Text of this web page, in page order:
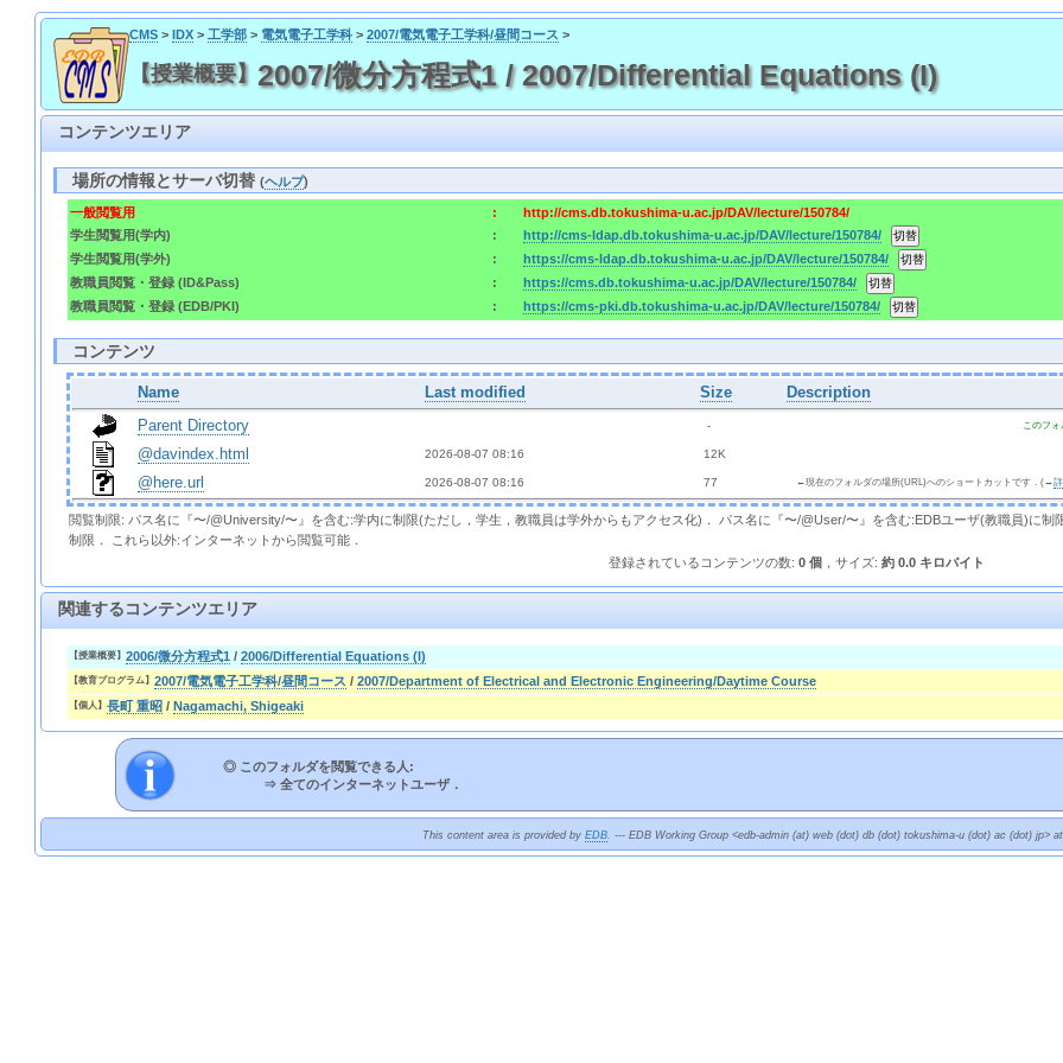
CMS> IDX> 工学部> 電気電子工学科> 2007/電気電子工学科/昼間コース >
【授業概要】 2007/微分方程式1 / 2007/Differential Equations (I)
コンテンツエリア
場所の情報とサーバ切替(ヘルプ)
一般閲覧用 :
http://cms.db.tokushima-u.ac.jp/DAV/lecture/150784/
学生閲覧用(学内)
:
http://cms-ldap.db.tokushima-u.ac.jp/DAV/lecture/150784/
学生閲覧用(学外)
:
https://cms-ldap.db.tokushima-u.ac.jp/DAV/lecture/150784/
教職員閲覧・登録 (ID&Pass)
:
https://cms.db.tokushima-u.ac.jp/DAV/lecture/150784/
教職員閲覧・登録 (EDB/PKI)
: https://cms-pki.db.tokushima-u.ac.jp/DAV/lecture/150784/
コンテンツ
Name Last modified Size
Description
Parent Directory
  -
このフ
@davindex.html 2026-08-07 08:16 12K
@here.url 2026-08-07 08:16 77 ←現在のフォルダの場所(URL)へのショートカットです．(→
閲覧制限: パス名に『〜/@University/〜』を含む:学内に制限(ただし，学生，教職員は学外からもアクセス化)． パス名に『〜/@User/〜』を含む:EDBユーザ(教職員)に
制限． これら以外:インターネットから閲覧可能．
登録されているコンテンツの数:0 個 ，サイズ:約 0.0 キロバイト
関連するコンテンツエリア
【授業概要】2006/微分方程式1 /2006/Differential Equations (I)
【教育プログラム】2007/電気電子工学科/昼間コース /2007/Department of Electrical and Electronic Engineering/Daytime Course
【個人】長町 重昭 /Nagamachi, Shigeaki
◎ このフォルダを閲覧できる人:
⇒全てのインターネットユーザ．
This content area is provided byEDB. --- EDB Working Group <edb-admin (at) web (dot) db (dot) tokushima-u (dot) ac (dot) jp>